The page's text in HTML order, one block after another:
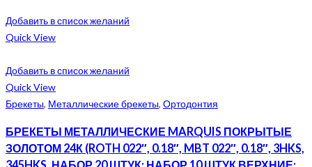
Добавить в список желаний
Quick View
Добавить в список желаний
Quick View
Брекеты, Металлические брекеты, Ортодонтия
БРЕКЕТЫ МЕТАЛЛИЧЕСКИЕ MARQUIS ПОКРЫТЫЕ
ЗОЛОТОМ 24К (ROTH 022″, 0.18″, MBT 022″, 0.18″, 3HKS,